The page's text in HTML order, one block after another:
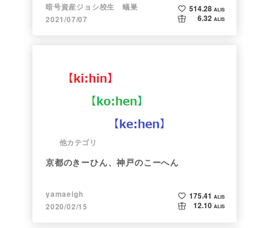
暗号資産ジョシ校生 蟻巣
2021/07/07
514.28 ALIS
6.32 ALIS
他カテゴリ
京都のきーひん、神戸のこーへん
yamaeigh
2020/02/15
175.41 ALIS
12.10 ALIS